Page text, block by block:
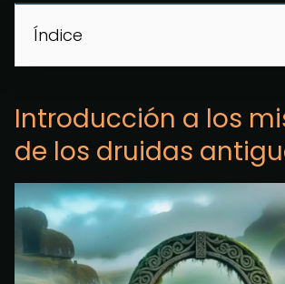
Índice
Introducción a los
de los druidas